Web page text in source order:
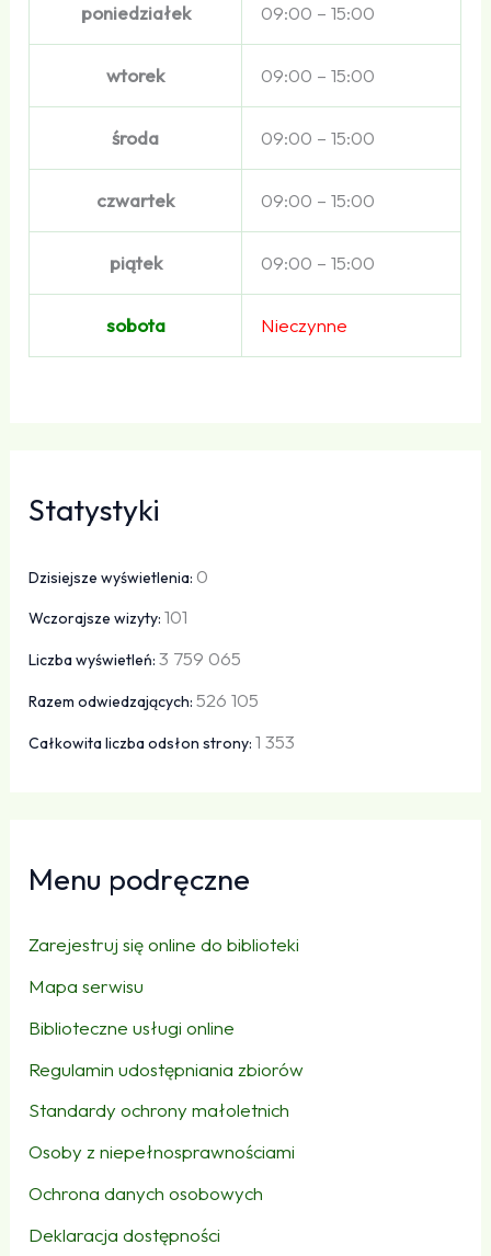
poniedziałek 09:00 – 15:00
wtorek 09:00 – 15:00
środa 09:00 – 15:00
czwartek 09:00 – 15:00
piątek 09:00 – 15:00
sobota Nieczynne
Statystyki
Dzisiejsze wyświetlenia: 0
Wczorajsze wizyty:101
Liczba wyświetleń:3 759 065
Razem odwiedzających:526 105
Całkowita liczba odsłon strony:1 353
Menu podręczne
Zarejestruj się online do biblioteki
Mapa serwisu
Biblioteczne usługi online
Regulamin udostępniania zbiorów
Standardy ochrony małoletnich
Osoby z niepełnosprawnościami
Ochrona danych osobowych
Deklaracja dostępności